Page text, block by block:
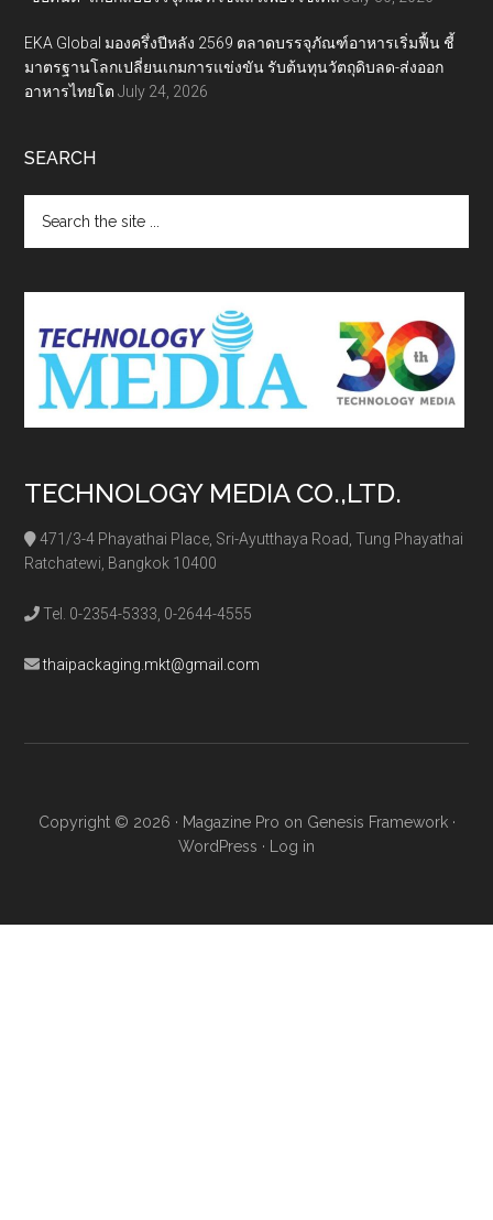
EKA Global มองครึ่งปีหลัง 2569 ตลาดบรรจุภัณฑ์อาหารเริ่มฟื้น ชี้
มาตรฐานโลกเปลี่ยนเกมการแข่งขัน รับต้นทุนวัตถุดิบลด-ส่งออก
อาหารไทยโต July 24, 2026
SEARCH
the
TECHNOLOGY MEDIA CO.,LTD.
471/3-4 Phayathai Place, Sri-Ayutthaya Road, Tung Phayathai
Ratchatewi, Bangkok 10400
Tel. 0-2354-5333, 0-2644-4555
thaipackaging.mkt@gmail.com
Copyright © 2026 · Magazine Pro on Genesis Framework·
WordPress · Log in